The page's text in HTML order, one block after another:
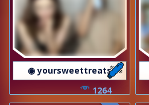
◉ yoursweettreats
1264